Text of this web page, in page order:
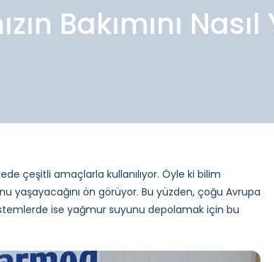
Bakımını
çeşitli amaçlarla kullanılıyor. Öyle ki bilim
yaşayacağını ön görüyor. Bu yüzden, çoğu Avrupa
ise yağmur suyunu depolamak için bu